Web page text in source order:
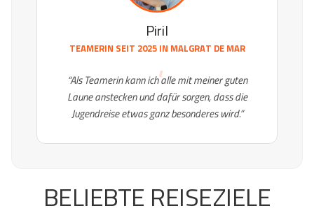
Piril
TEAMERIN SEIT 2025 IN MALGRAT DE MAR
“Als Teamerin kann ich alle mit meiner guten
Laune anstecken und dafür sorgen, dass die
Jugendreise etwas ganz besonderes wird.”
BELIEBTE REISEZIELE